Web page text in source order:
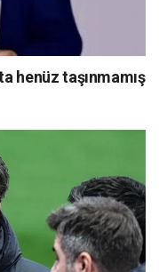
henüz taşınmamış